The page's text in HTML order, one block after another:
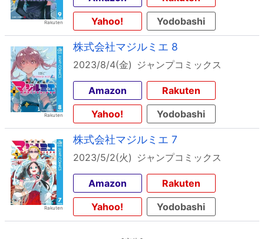
Yahoo!
Yodobashi
株式会社マジルミエ 8
2023/8/4(金) ジャンプコミックス
Amazon
Rakuten
Yahoo!
Yodobashi
株式会社マジルミエ 7
2023/5/2(火) ジャンプコミックス
Amazon
Rakuten
Yahoo!
Yodobashi